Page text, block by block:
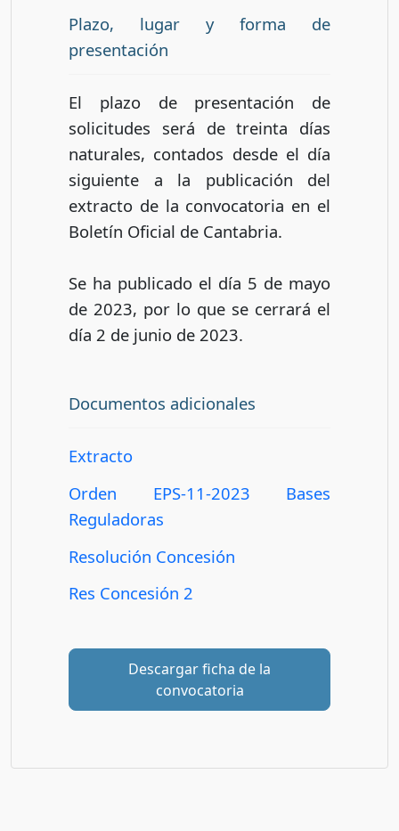
Plazo, lugar y forma de
presentación
El plazo de presentación de
solicitudes será de treinta días
naturales, contados desde el día
siguiente a la publicación del
extracto de la convocatoria en el
Boletín Oficial de Cantabria.
Se ha publicado el día 5 de mayo
de 2023, por lo que se cerrará el
día 2 de junio de 2023.
Documentos adicionales
Extracto
Orden EPS-11-2023 Bases
Reguladoras
Resolución Concesión
Res Concesión 2
Descargar ficha de la
convocatoria